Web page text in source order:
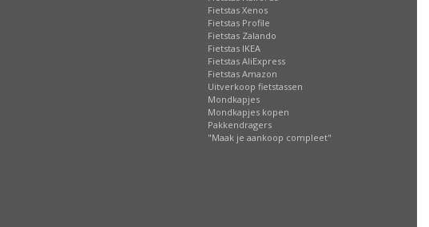
Fietstas Xenos
Fietstas Profile
Fietstas Zalando
Fietstas IKEA
Fietstas AliExpress
Fietstas Amazon
Uitverkoop fietstassen
Mondkapjes
Mondkapjes kopen
Pakkendragers
"Maak je aankoop compleet"